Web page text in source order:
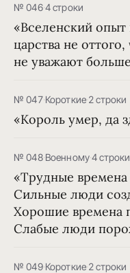
№ 046·4 строки
«Вселенский опыт
царства не
не уважают
№ 047·Короткие·2 строки
«Король умер, да
№ 048·Военному·4 строки
«Трудные
Сильные люди
Хорошие времена
Слабые люди
№ 049·Короткие·2 строки